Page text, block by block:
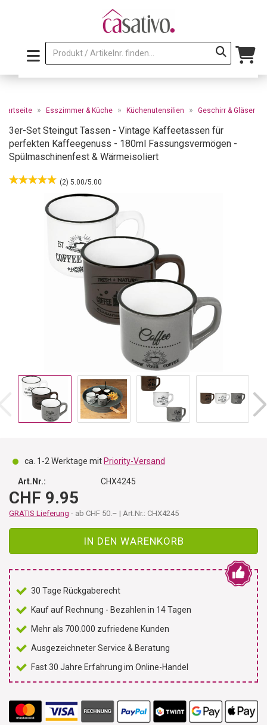
Startseite » Esszimmer & Küche » Küchenutensilien » Geschirr & Gläser
3er-Set Steingut Tassen - Vintage Kaffeetassen für
perfekten Kaffeegenuss - 180ml Fassungsvermögen -
Spülmaschinenfest & Wärmeisoliert
(2) 5.00/5.00
ca. 1-2 Werktage mit Priority-Versand
Art.Nr.: CHX4245
CHF 9.95
GRATIS Lieferung - ab CHF 50.– | Art.Nr.: CHX4245
IN DEN WARENKORB
30 Tage Rückgaberecht
Kauf auf Rechnung - Bezahlen in 14 Tagen
Mehr als 700.000 zufriedene Kunden
Ausgezeichneter Service & Beratung
Fast 30 Jahre Erfahrung im Online-Handel